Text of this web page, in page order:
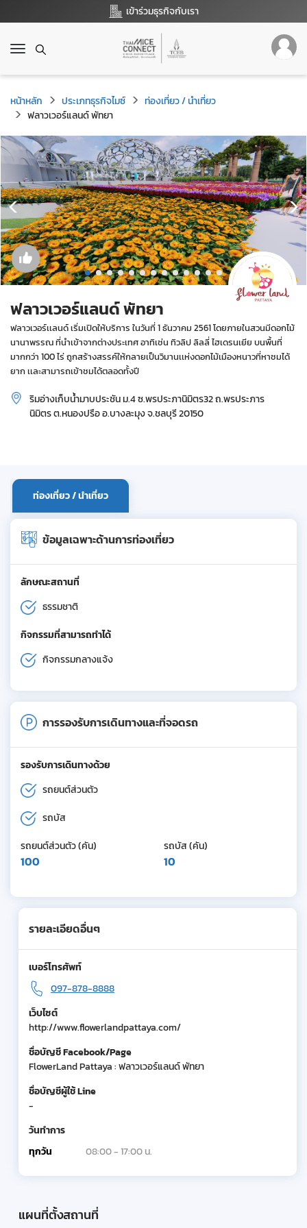
เข้าร่วมธุรกิจกับเรา
T
g
g
l
e
n
a
v
i
g
a
t
i
o
n
หน้าหลัก ประเภทธุรกิจไมซ์
ท่องเที่ยว / นำเที่ยว
ฟลาวเวอร์แลนด์ พัทยา
ฟลาวเวอร์แลนด์ พัทยา
ฟลาวเวอร์เเลนด์ เริ่มเปิดให้บริการ ในวันที่ 1 ธันวาคม 2561 โดยภายในสวนมีดอกไม้
นานาพรรณ ที่นำเข้าจากต่างประเทศ อาทิเช่น ทิวลิป ลิลลี่ ไฮเดรนเยีย บนพื้นที่
มากกว่า 100 ไร่ ถูกสร้างสรรค์ให้กลายเป็นวิมานเเห่งดอกไม้เมืองหนาวที่หาชมได้
ยาก เเละสามารถเข้าชมได้ตลอดทั้งปี
ริมอ่างเก็บน้ำมาบประชัน ม.4 ซ.พรประภานิมิตร32 ถ.พรประภาร
นิมิตร ต.หนองปรือ อ.บางละมุง จ.ชลบุรี 20150
ท่องเที่ยว / นำเที่ยว
ข้อมูลเฉพาะด้านการท่องเที่ยว
ลักษณะสถานที่
ธรรมชาติ
กิจกรรมที่สามารถทำได้
กิจกรรมกลางแจ้ง
การรองรับการเดินทางและที่จอดรถ
รองรับการเดินทางด้วย
รถยนต์ส่วนตัว
รถบัส
รถยนต์ส่วนตัว (คัน)
100
รถบัส (คัน)
10
รายละเอียดอื่นๆ
เบอร์โทรศัพท์
097-878-8888
เว็บไซต์
http://www.flowerlandpattaya.com/
ชื่อบัญชี Facebook/Page
FlowerLand Pattaya : ฟลาวเวอร์แลนด์ พัทยา
ชื่อบัญชีผู้ใช้ Line
-
วันทำการ
ทุกวัน
08:00 - 17:00 น.
แผนที่ตั้งสถานที่